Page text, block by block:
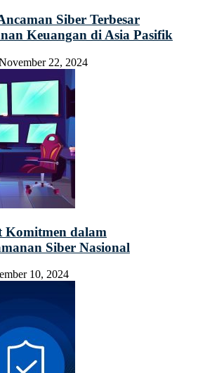
Siber Terbesar
Keuangan di Asia Pasifik
22, 2024
Komitmen dalam
Siber Nasional
10, 2024